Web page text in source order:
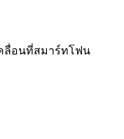
ลื่อนที่สมาร์ทโฟน